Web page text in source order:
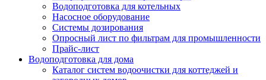
Водоподготовка для котельных
Насосное оборудование
Системы дозирования
Опросный лист по фильтрам для промышленности
Прайс-лист
Водоподготовка для дома
Каталог систем водоочистки для коттеджей и